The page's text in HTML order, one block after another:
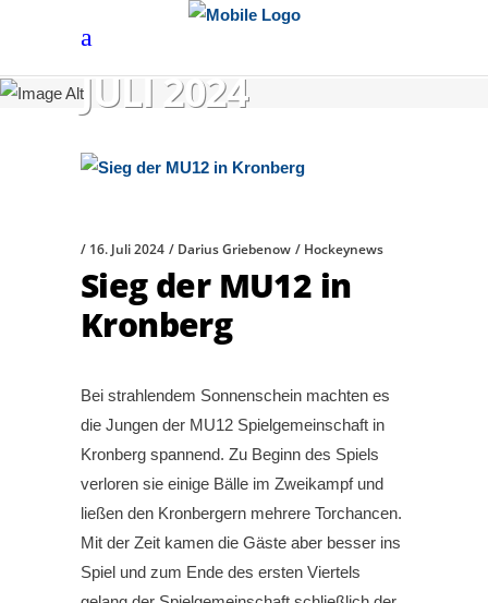
JULI 2024
16. Juli 2024 Darius Griebenow Hockeynews
Sieg der MU12 in
Kronberg
Bei strahlendem Sonnenschein machten es
die Jungen der MU12 Spielgemeinschaft in
Kronberg spannend. Zu Beginn des Spiels
verloren sie einige Bälle im Zweikampf und
ließen den Kronbergern mehrere Torchancen.
Mit der Zeit kamen die Gäste aber besser ins
Spiel und zum Ende des ersten Viertels